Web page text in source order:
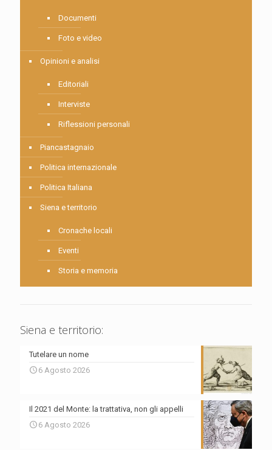
Documenti
Foto e video
Opinioni e analisi
Editoriali
Interviste
Riflessioni personali
Piancastagnaio
Politica internazionale
Politica Italiana
Siena e territorio
Cronache locali
Eventi
Storia e memoria
Siena e territorio:
Tutelare un nome
6 Agosto 2026
Il 2021 del Monte: la trattativa, non gli appelli
6 Agosto 2026